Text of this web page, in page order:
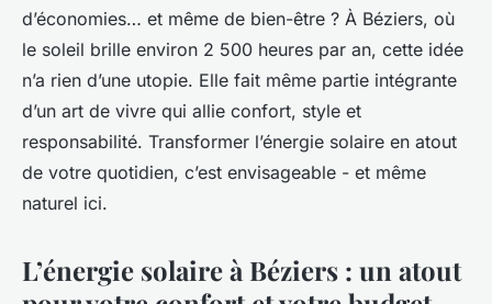
d’économies… et même de bien-être ? À Béziers, où
le soleil brille environ 2 500 heures par an, cette idée
n’a rien d’une utopie. Elle fait même partie intégrante
d’un art de vivre qui allie confort, style et
responsabilité. Transformer l’énergie solaire en atout
de votre quotidien, c’est envisageable - et même
naturel ici.
L’énergie solaire à Béziers : un atout